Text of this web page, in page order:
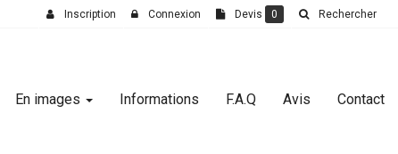
En images Informations F.A.Q Avis Contact
Inscription Connexion Devis 0 Rechercher